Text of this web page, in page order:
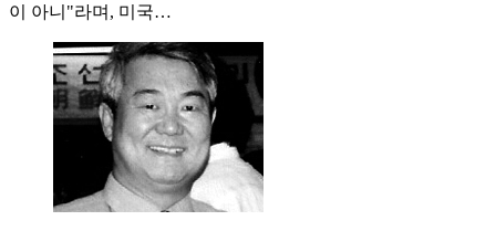
이 아니"라며, 미국…